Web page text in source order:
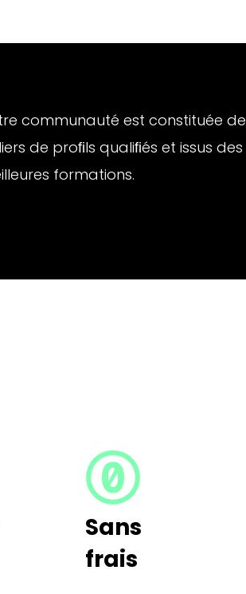
communauté est constituée de
de proﬁls qualiﬁés et issus des
formations.
Sans
frais